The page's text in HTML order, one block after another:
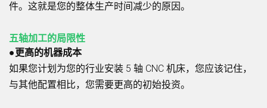
件。这就是您的整体生产时间减少的原因。
五轴加工的局限性
●更高的机器成本
如果您计划为您的行业安装 5 轴 CNC 机床，您应该记住，
与其他配置相比，您需要更高的初始投资。